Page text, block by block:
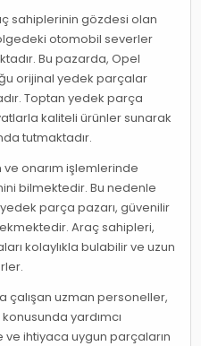
sahiplerinin gözdesi olan
otomobil severler
Bu pazarda, Opel
orijinal yedek parçalar
Toptan yedek parça
kaliteli ürünler sunarak
tutmaktadır.
onarım işlemlerinde
bilmektedir. Bu nedenle
parça pazarı, güvenilir
Araç sahipleri,
kolaylıkla bulabilir ve uzun
çalışan uzman personeller,
yardımcı
ihtiyaca uygun parçaların